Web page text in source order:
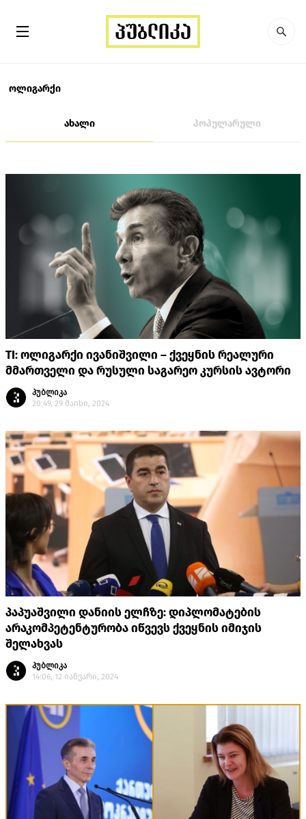
ოლიგარქი
ახალი პოპულარული
TI: ოლიგარქი ივანიშვილი – ქვეყნის რეალური
მმართველი და რუსული საგარეო კურსის ავტორი
პუბლიკა
20:49, 29 მაისი, 2024
პაპუაშვილი დანიის ელჩზე: დიპლომატების
არაკომპეტენტურობა იწვევს ქვეყნის იმიჯის
შელახვას
პუბლიკა
14:06, 12 იანვარი, 2024